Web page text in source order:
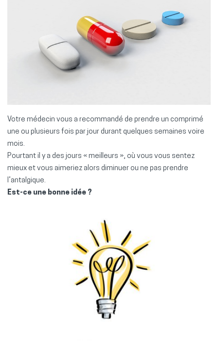
Votre médecin vous a recommandé de prendre un comprimé
une ou plusieurs fois par jour durant quelques semaines voire
mois.
Pourtant il y a des jours « meilleurs », où vous vous sentez
mieux et vous aimeriez alors diminuer ou ne pas prendre
l’antalgique.
Est-ce une bonne idée ?